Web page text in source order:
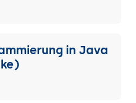
in Java